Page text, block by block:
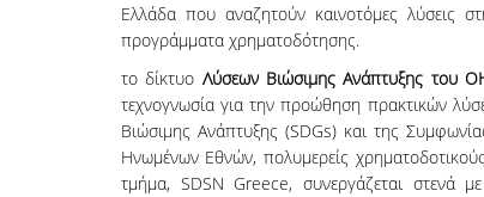
Ελλάδα που αναζητούν καινοτόμες λύσεις
προγράμματα χρηματοδότησης.
το δίκτυο Λύσεων Βιώσιμης Ανάπτυξης του
τεχνογνωσία για την προώθηση πρακτικών
Βιώσιμης Ανάπτυξης (SDGs) και της
Ηνωμένων Εθνών, πολυμερείς
τμήμα, SDSN Greece, συνεργάζεται στενά